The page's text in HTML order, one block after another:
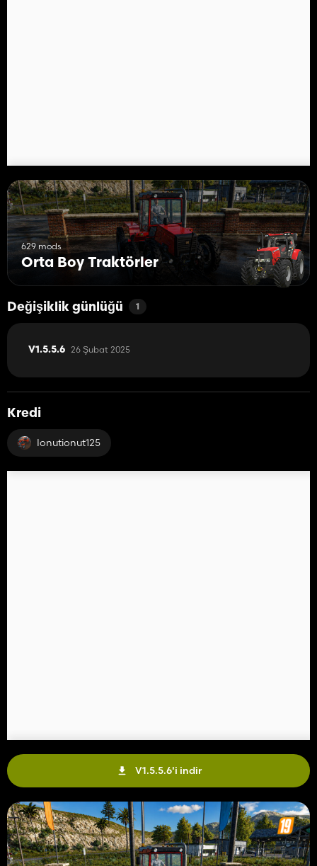
629 mods
Orta Boy Traktörler
Değişiklik günlüğü 1
V1.5.5.6 26 Şubat 2025
Kredi
Ionutionut125
V1.5.5.6'i indir